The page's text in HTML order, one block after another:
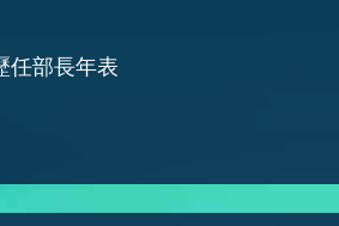
任部長年表